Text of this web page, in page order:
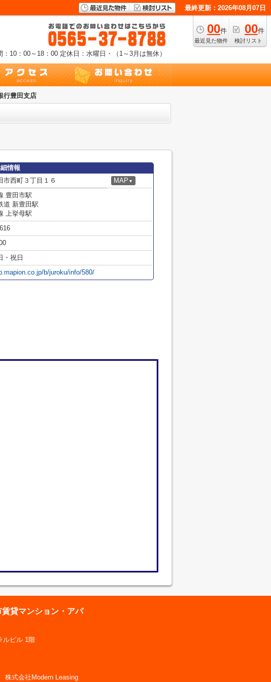
最終更新：2026年08月07日
00件
最近見た物件
00件
検討リスト
：10：00～18：00 定休日：水曜日・（1～3月は無休）
行豊田支店
情報
市西町３丁目１６ MAP ▼
豊田市駅
道 新豊田駅
上挙母駅
・祝日
b/juroku/info/580/
貸マンション・アパ
ルビル 1階
式会社Modern Leasing